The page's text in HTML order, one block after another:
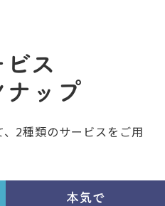
ス
ナップ
2種類のサービスをご用
本気で